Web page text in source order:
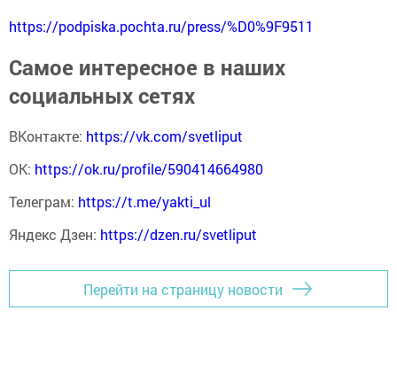
https://podpiska.pochta.ru/press/%D0%9F9511
Самое интересное в наших
социальных сетях
ВКонтакте: https://vk.com/svetliput
ОК: https://ok.ru/profile/590414664980
Телеграм: https://t.me/yakti_ul
Яндекс Дзен: https://dzen.ru/svetliput
Перейти на страницу новости